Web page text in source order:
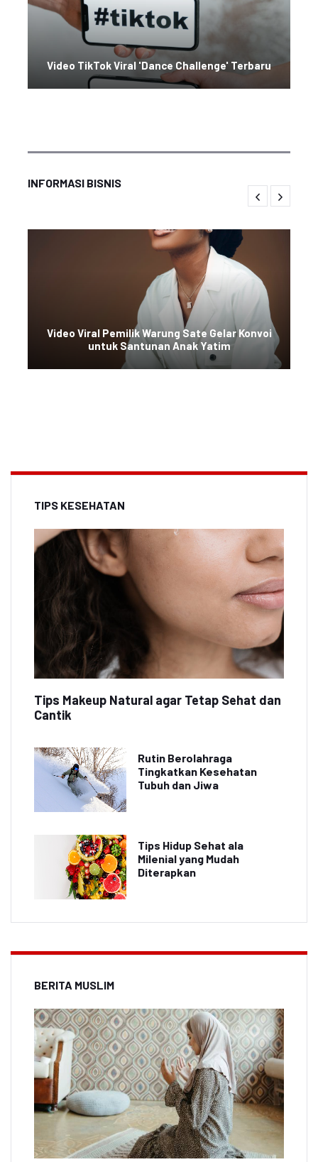
Video TikTok Viral 'Dance Challenge' Terbaru
INFORMASI BISNIS
Video Viral Pemilik Warung Sate Gelar Konvoi
untuk Santunan Anak Yatim
TIPS KESEHATAN
Tips Makeup Natural agar Tetap Sehat dan
Cantik
Rutin Berolahraga
Tingkatkan Kesehatan
Tubuh dan Jiwa
Tips Hidup Sehat ala
Milenial yang Mudah
Diterapkan
BERITA MUSLIM